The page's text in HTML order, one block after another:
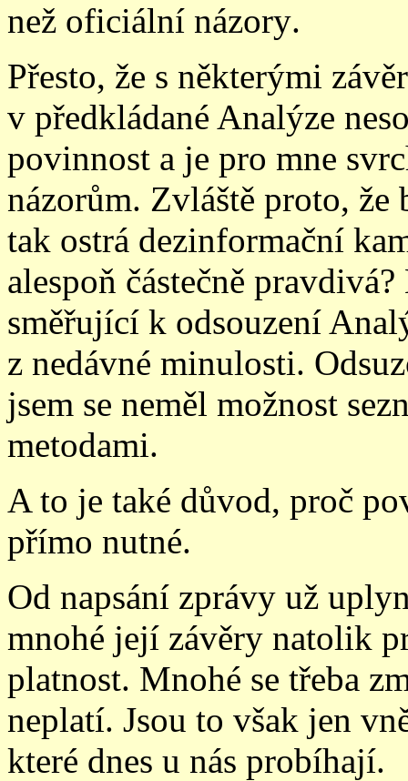
než oficiální názory.
Přesto, že s některými
v předkládané Analýze
povinnost a je pro mne
názorům. Zvláště proto,
tak ostrá dezinformační
alespoň částečně
směřující k odsouzení
z nedávné minulosti.
jsem se neměl možnost
metodami.
A to je také důvod, proč
přímo nutné.
Od napsání zprávy už
mnohé její závěry natolik
platnost. Mnohé se třeba
neplatí. Jsou to však jen
které dnes u nás probíhají.